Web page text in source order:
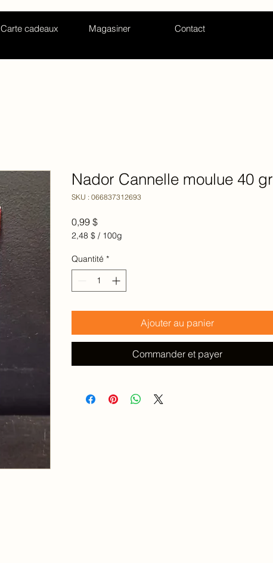
Carte cadeaux Magasiner Contact
Nador Cannelle moulue 40 gr
SKU : 066837312693
0,99 $Prix
2,48 $ / 100g
pour
100
Grammes
Quantité *
Ajouter au panier
Commander et payer